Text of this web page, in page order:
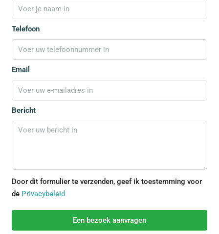
Telefoon
Email
Bericht
Door dit formulier te verzenden, geef ik toestemming voor
de Privacybeleid
Een bezoek aanvragen